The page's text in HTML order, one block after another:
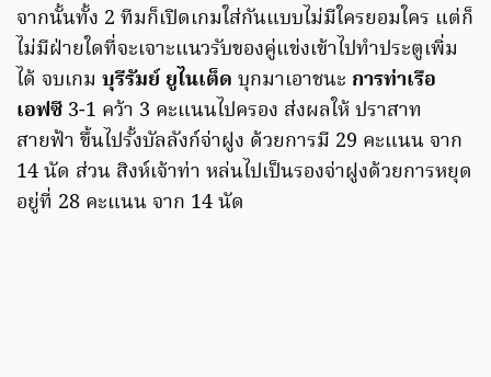
จากนั้นทั้ง 2 ทีมก็เปิดเกมใส่กันแบบไม่มีใครยอมใคร แต่ก็
ไม่มีฝ่ายใดที่จะเจาะแนวรับของคู่แข่งเข้าไปทำประตูเพิ่ม
ได้ จบเกม บุรีรัมย์ ยูไนเต็ด บุกมาเอาชนะ การท่าเรือ
เอฟซี 3-1 คว้า 3 คะแนนไปครอง ส่งผลให้ ปราสาท
สายฟ้า ขึ้นไปรั้งบัลลังก์จ่าฝูง ด้วยการมี 29 คะแนน จาก
14 นัด ส่วน สิงห์เจ้าท่า หล่นไปเป็นรองจ่าฝูงด้วยการหยุด
อยู่ที่ 28 คะแนน จาก 14 นัด